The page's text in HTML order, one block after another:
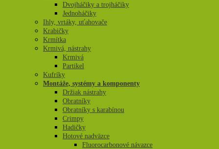
Dvojháčiky a trojháčiky
Jednoháčiky
Ihly, vrtáky, uťahovače
Krabičky
Krmítka
Krmivá, nástrahy
Krmivá
Partikel
Kufríky
Montáže, systémy a komponenty
Držiak nástrahy
Obratníky
Obratníky s karabínou
Crimpy
Hadičky
Hotové nadväzce
Fluorocarbonové návazce